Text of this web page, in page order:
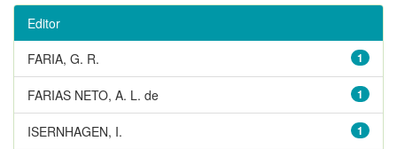
Editor
1
FARIA, G. R.
1
FARIAS NETO, A. L. de
1
ISERNHAGEN, I.